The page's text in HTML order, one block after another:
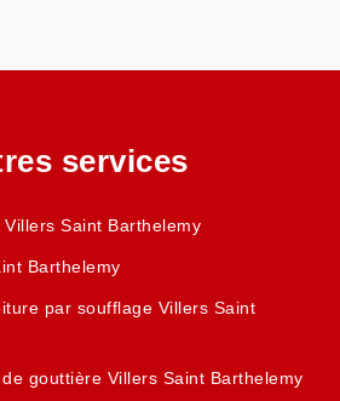
services
Saint Barthelemy
Barthelemy
par soufflage Villers Saint
gouttière Villers Saint Barthelemy